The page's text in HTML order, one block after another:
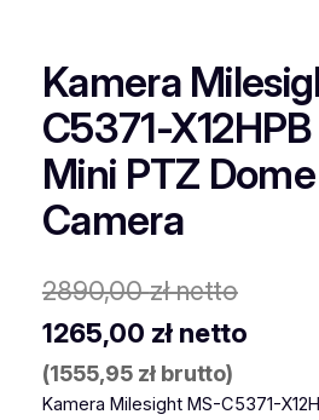
Kamera
C5371-
Mini PTZ
Camera
2890,00złnetto
1265,00 złnetto
(1555,95 złbrutto)
Kamera Milesight MS-C5371-